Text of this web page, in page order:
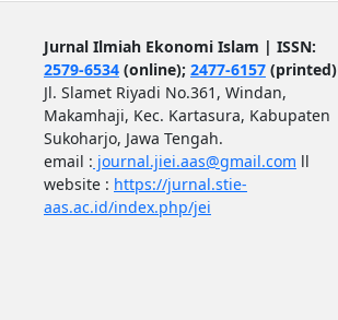
Jurnal Ilmiah Ekonomi Islam | ISSN:
2579-6534(online); 2477-6157(printed)
Jl. Slamet Riyadi No.361, Windan,
Makamhaji, Kec. Kartasura, Kabupaten
Sukoharjo, Jawa Tengah.
email : journal.jiei.aas@gmail.com ll
website : https://jurnal.stie-
aas.ac.id/index.php/jei